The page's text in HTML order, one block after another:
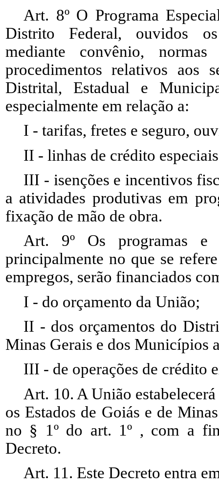
Art. 8º O Programa
Distrito Federal, ouvidos os
mediante convênio,
procedimentos relativos aos
Distrital, Estadual e
especialmente em relação a:
I - tarifas, fretes e seguro,
II - linhas de crédito
III - isenções e incentivos
a atividades produtivas em
fixação de mão de obra.
Art. 9º Os programas e
principalmente no que se
empregos, serão financiados
I - do orçamento da União;
II - dos orçamentos do
Minas Gerais e dos Municípios
III - de operações de crédito
Art. 10. A União
os Estados de Goiás e de
no § 1º do art. 1º , com a
Decreto.
Art. 11. Este Decreto entra